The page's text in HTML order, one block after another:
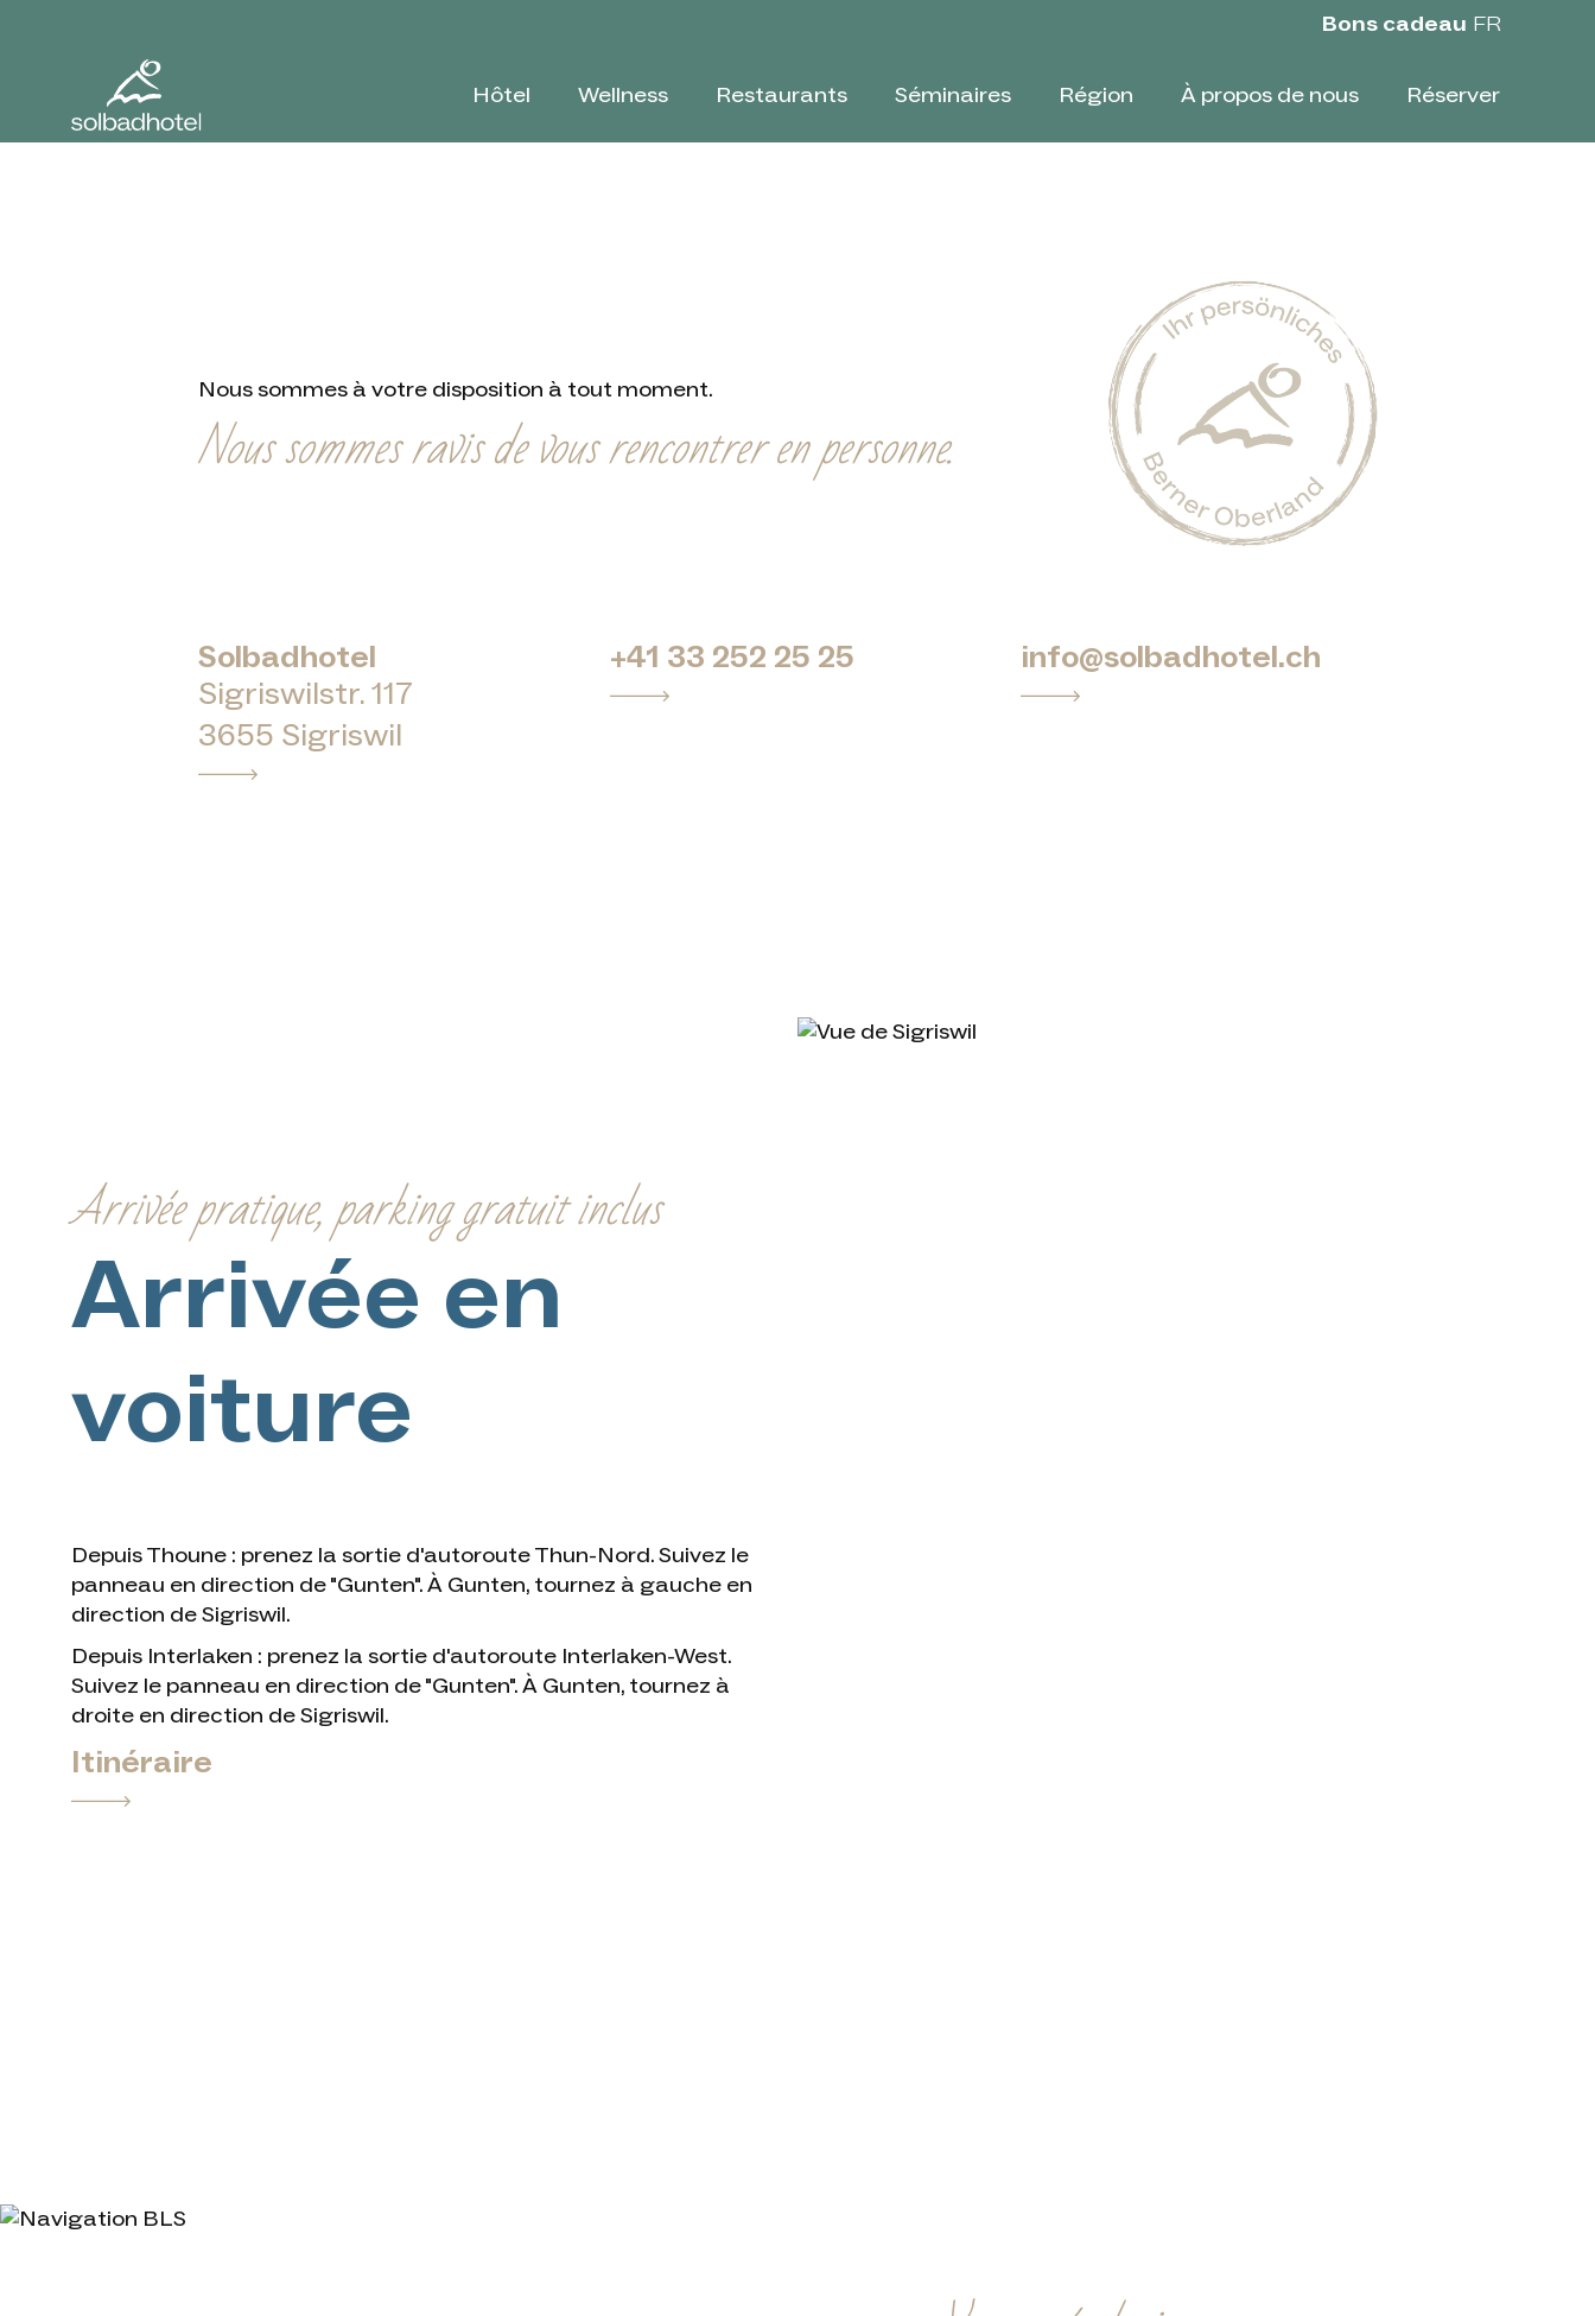
Bons cadeau FR
Hôtel Wellness Restaurants Séminaires Région À propos de nous Réserver
Nous sommes à votre disposition à tout moment.
Nous sommes ravis de vous rencontrer en personne.
Solbadhotel
Sigriswilstr. 117
3655 Sigriswil
+41 33 252 25 25 info@solbadhotel.ch
Arrivée pratique, parking gratuit inclus
Arrivée en
voiture
Depuis Thoune : prenez la sortie d'autoroute Thun-Nord. Suivez le
panneau en direction de "Gunten". À Gunten, tournez à gauche en
direction de Sigriswil.
Depuis Interlaken : prenez la sortie d'autoroute Interlaken-West.
Suivez le panneau en direction de "Gunten". À Gunten, tournez à
droite en direction de Sigriswil.
Itinéraire